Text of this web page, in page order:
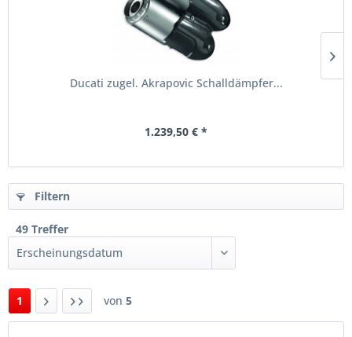
Ducati zugel. Akrapovic Schalldämpfer...
1.239,50 € *
Filtern
49 Treffer
1 von 5